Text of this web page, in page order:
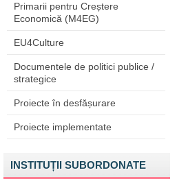
Primarii pentru Creștere
Economică (M4EG)
EU4Culture
Documentele de politici publice /
strategice
Proiecte în desfășurare
Proiecte implementate
INSTITUȚII SUBORDONATE